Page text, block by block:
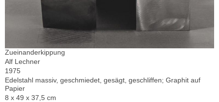
Zueinanderkippung
Alf Lechner
1975
Edelstahl massiv, geschmiedet, gesägt, geschliffen; Graphit auf
Papier
8 x 49 x 37,5 cm